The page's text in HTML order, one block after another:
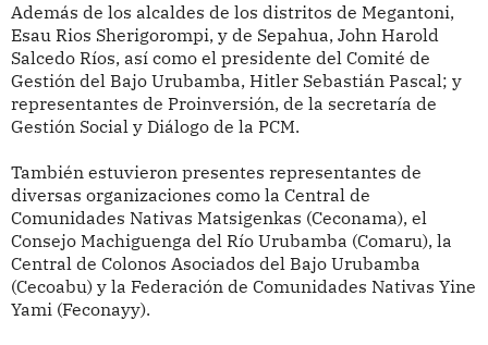
Además de los alcaldes de los distritos de Megantoni,
Esau Rios Sherigorompi, y de Sepahua, John Harold
Salcedo Ríos, así como el presidente del Comité de
Gestión del Bajo Urubamba, Hitler Sebastián Pascal; y
representantes de Proinversión, de la secretaría de
Gestión Social y Diálogo de la PCM.
También estuvieron presentes representantes de
diversas organizaciones como la Central de
Comunidades Nativas Matsigenkas (Ceconama), el
Consejo Machiguenga del Río Urubamba (Comaru), la
Central de Colonos Asociados del Bajo Urubamba
(Cecoabu) y la Federación de Comunidades Nativas Yine
Yami (Feconayy).